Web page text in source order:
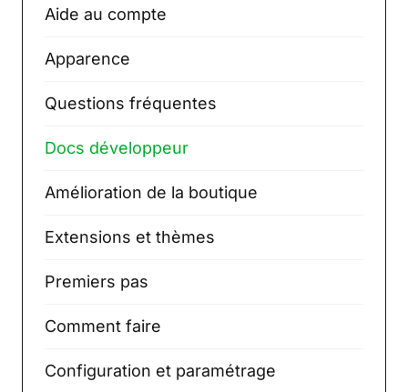
Aide au compte
Apparence
Questions fréquentes
Docs développeur
Amélioration de la boutique
Extensions et thèmes
Premiers pas
Comment faire
Configuration et paramétrage